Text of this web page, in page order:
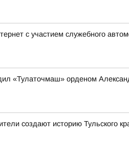
с участием служебного
«Тулаточмаш» орденом
создают историю Тульского